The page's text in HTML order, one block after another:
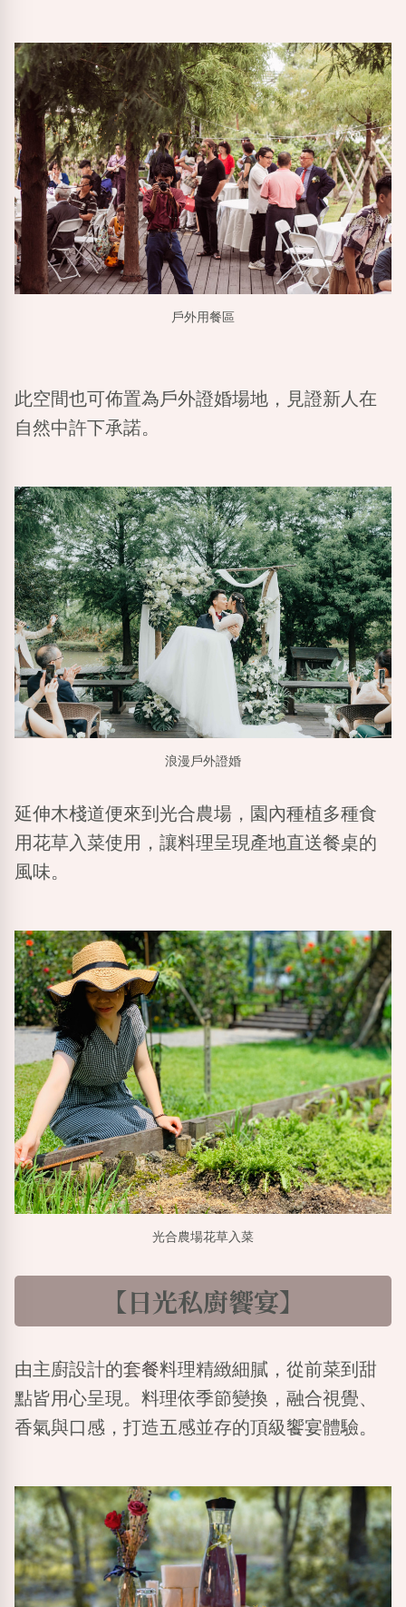
戶外用餐區
此空間也可佈置為戶外證婚場地，見證新人在
自然中許下承諾。
浪漫戶外證婚
延伸木棧道便來到光合農場，園內種植多種食
用花草入菜使用，讓料理呈現產地直送餐桌的
風味。
光合農場花草入菜
【日光私廚饗宴】
由主廚設計的套餐料理精緻細膩，從前菜到甜
點皆用心呈現。料理依季節變換，融合視覺、
香氣與口感，打造五感並存的頂級饗宴體驗。